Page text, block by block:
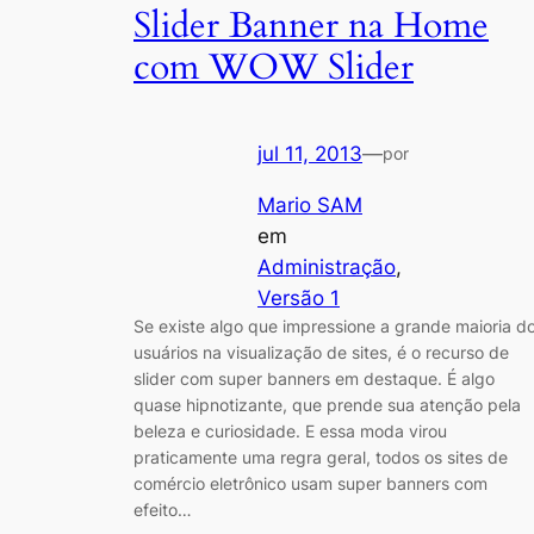
Slider Banner na Home
com WOW Slider
jul 11, 2013—por
Mario SAM
em
Administração
Versão 1
Se existe algo que impressione a grande maioria
usuários na visualização de sites, é o recurso de
slider com super banners em destaque. É algo
quase hipnotizante, que prende sua atenção pela
beleza e curiosidade. E essa moda virou
praticamente uma regra geral, todos os sites de
comércio eletrônico usam super banners com
efeito…